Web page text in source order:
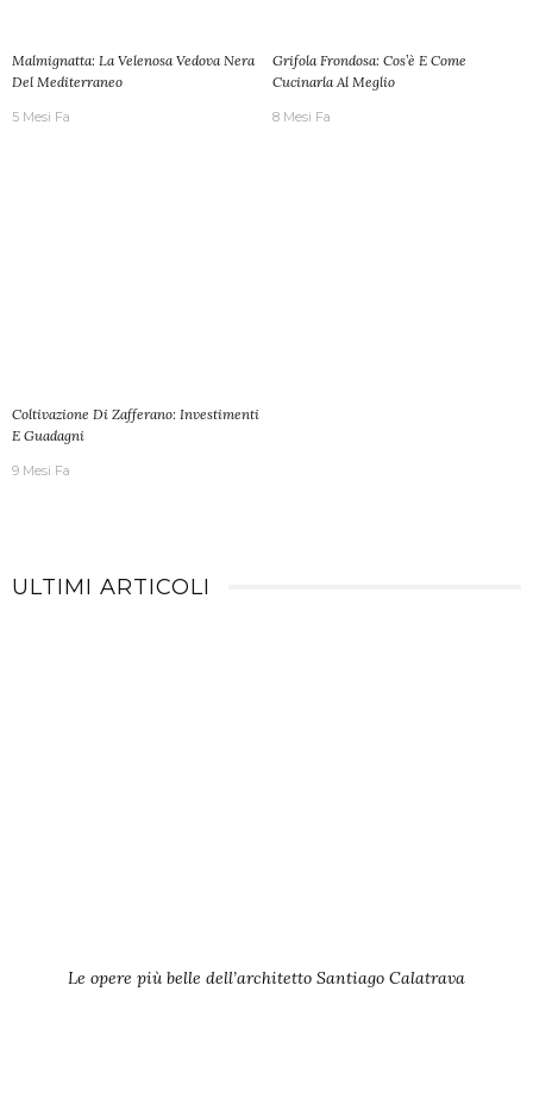
Malmignatta: La Velenosa Vedova Nera
Del Mediterraneo
5 Mesi Fa
Grifola Frondosa: Cos’è E Come
Cucinarla Al Meglio
8 Mesi Fa
Coltivazione Di Zafferano: Investimenti
E Guadagni
9 Mesi Fa
ULTIMI ARTICOLI
Le opere più belle dell’architetto Santiago Calatrava